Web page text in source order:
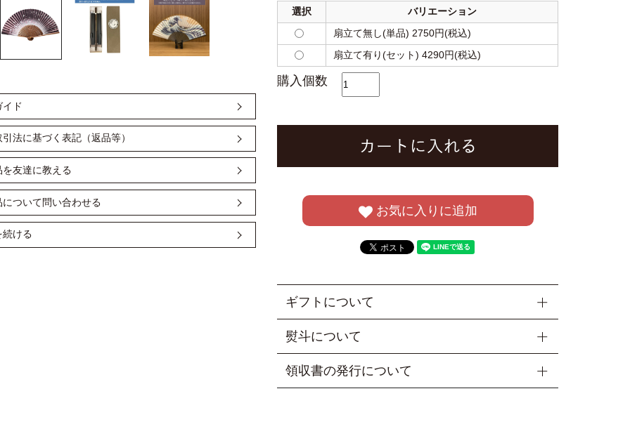
ド
法に基づく表記（返品等）
友達に教える
ついて問い合わせる
続ける
選択
バリエーション
扇立て無し(単品) 2750円(税込)
扇立て有り(セット) 4290円(税込)
購入個数
お気に入りに追加
ギフトについて
＜ ラッピング・梱包について ＞
■当店では商品を包装してお届けしております。
※山二オリジナルの包装紙、又は差し袋にお入れしておりま
す。
プレゼント包装ご希望の場合、ギフト用シールをお付けでき
熨斗について
無料でお付けいたします。ご注文の際、「表書き」・「お名
前」・「内のし」又は「外のし」の3点のご指定を【備考
領収書の発行について